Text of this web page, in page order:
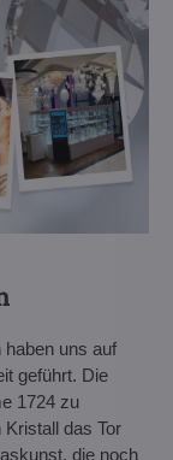
haben uns auf
geführt. Die
1724 zu
das Tor
die noch